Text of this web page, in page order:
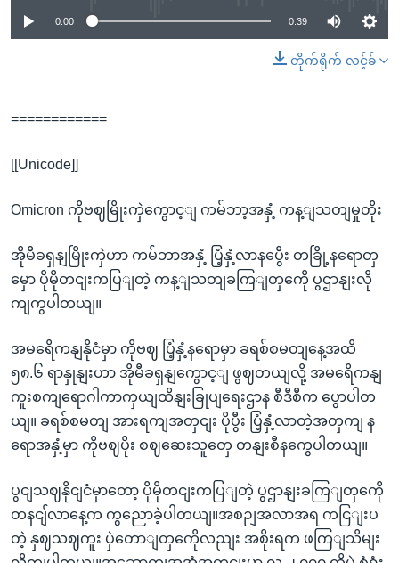
0:00 0:39
တိုက်ရိုက် လင့်ခ်
============
[[Unicode]]
Omicron ကိုဗဈမြိုးကှဲကွောင့ျ ကမ်ဘာ့အနှံ့ ကန့ျသတျမှုတိုး
အိုမီခရှနျမြိုးကှဲဟာ ကမ်ဘာအနှံ့ ပြံ့နှံ့လာနပွေီး တခြို့နရောတှ
မှော ပိုမိုတငျးကပြျတဲ့ ကန့ျသတျခကြျတှကေို ပွဌာနျးလို
ကျကွပါတယျ။
အမရေိကနျနိုငံမှာ ကိုဗဈ ပြံ့နှံ့နရောမှာ ခရစ်စမတျနေ့အထိ
၅၈.၆ ရာနှုနျးဟာ အိုမီခရှနျကွောင့ျ ဖွဈတယျလို့ အမရေိကနျ
ကူးစကျရောဂါကာကှယျထိနျးခြုပျရေးဌာန စီဒီစီက ပွောပါတ
ယျ။ ခရစ်စမတျ အားရကျအတှငျး ပိုပွီး ပြံ့နှံ့လာတဲ့အတှကျ န
ရောအနှံ့မှာ ကိုဗဈပိုး စဈဆေးသူတှေ တနျးစီနကွေပါတယျ။
ပွငျသဈနိုငျငံမှာတော့ ပိုမိုတငျးကပြျတဲ့ ပွဌာနျးခကြျတှကေို
တနငျ်လာနေ့က ကွညောခဲ့ပါတယျ။အစဉျအလာအရ ကငြျးပ
တဲ့ နှဈသဈကူး ပှဲတောျတှကေိုလညျး အစိုးရက ဖကြျသိမျး